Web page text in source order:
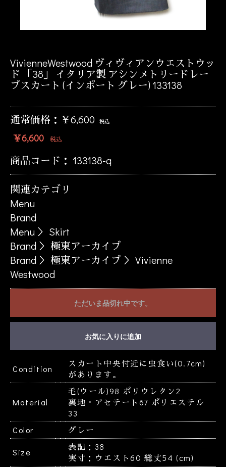
VivienneWestwood ヴィヴィアンウエストウッ
ド 「38」 イタリア製 アシンメトリードレー
プスカート (インポート グレー) 133138
通常価格：￥6,600 税込
￥6,600 税込
商品コード： 133138-q
関連カテゴリ
Menu
Brand
Menu ＞ Skirt
Brand ＞ 極東アーカイブ
Brand ＞ 極東アーカイブ ＞ Vivienne
Westwood
ただいま品切れ中です。
お買い物を続ける カートへ進む
お気に入りに追加
Condition
スカート中央付近に虫食い(0.7cm)
があります。
Material
毛(ウール)98 ポリウレタン2
裏地・アセテート67 ポリエステル
33
Color
グレー
Size
表記：38
実寸：ウエスト60 総丈54 (cm)